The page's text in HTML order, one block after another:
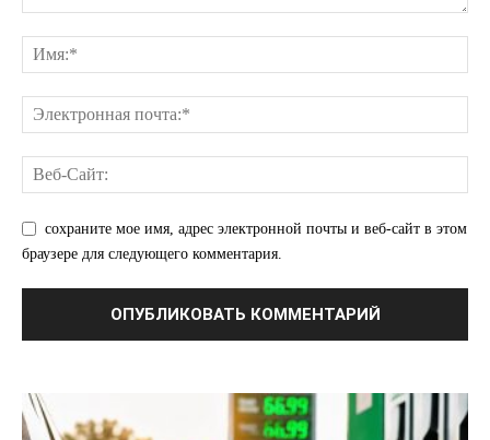
О нас
Политика конфиденциальности
Подписка
сохраните мое имя, адрес электронной почты и веб-сайт в этом
браузере для следующего комментария.